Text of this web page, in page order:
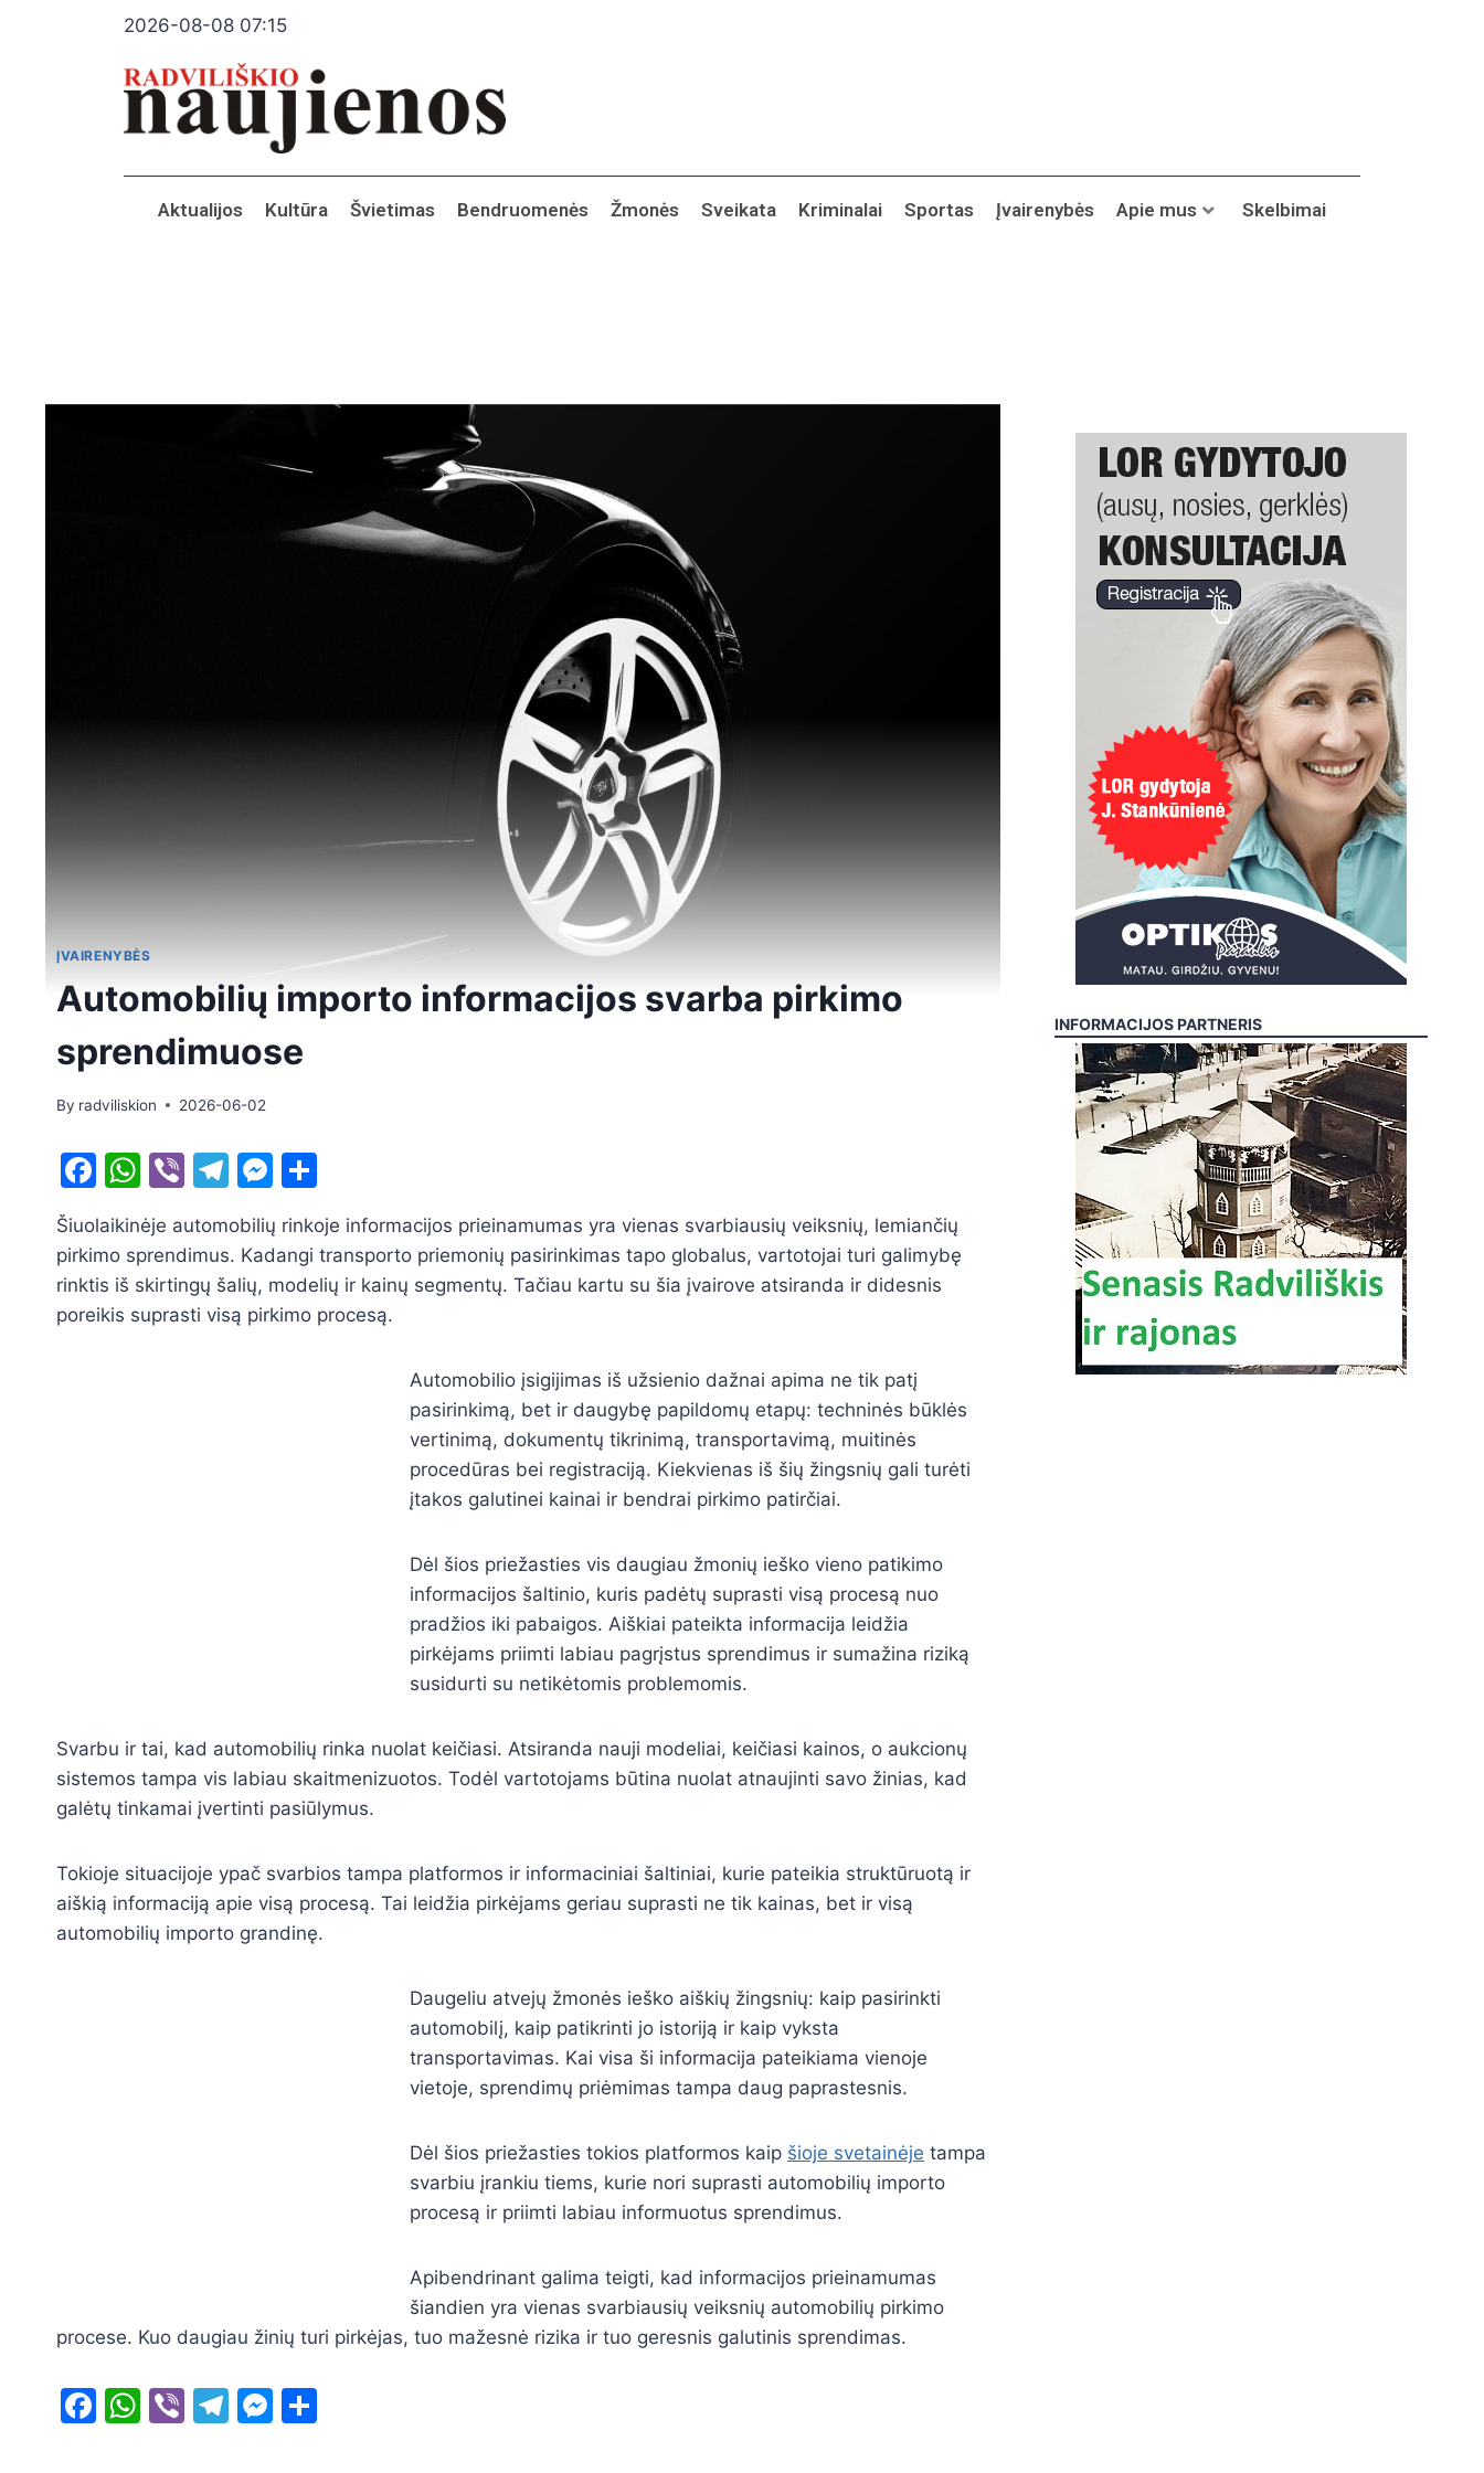
2026-08-08 07:15
Aktualijos Kultūra Švietimas Bendruomenės Žmonės Sveikata Kriminalai Sportas Įvairenybės Apie mus Skelbimai
ĮVAIRENYBĖS
Automobilių importo informacijos svarba pirkimo
sprendimuose
By radviliskion 2026-06-02
F
c
e
b
W
at
s
A
Vi
er
T
e
gr
a
M
s
s
e
ar
e
Šiuolaikinėje automobilių rinkoje informacijos prieinamumas yra vienas svarbiausių veiksnių, lemiančių
pirkimo sprendimus. Kadangi transporto priemonių pasirinkimas tapo globalus, vartotojai turi galimybę
rinktis iš skirtingų šalių, modelių ir kainų segmentų. Tačiau kartu su šia įvairove atsiranda ir didesnis
poreikis suprasti visą pirkimo procesą.
Automobilio įsigijimas iš užsienio dažnai apima ne tik patį
pasirinkimą, bet ir daugybę papildomų etapų: techninės būklės
vertinimą, dokumentų tikrinimą, transportavimą, muitinės
procedūras bei registraciją. Kiekvienas iš šių žingsnių gali turėti
įtakos galutinei kainai ir bendrai pirkimo patirčiai.
Dėl šios priežasties vis daugiau žmonių ieško vieno patikimo
informacijos šaltinio, kuris padėtų suprasti visą procesą nuo
pradžios iki pabaigos. Aiškiai pateikta informacija leidžia
pirkėjams priimti labiau pagrįstus sprendimus ir sumažina riziką
susidurti su netikėtomis problemomis.
Svarbu ir tai, kad automobilių rinka nuolat keičiasi. Atsiranda nauji modeliai, keičiasi kainos, o aukcionų
sistemos tampa vis labiau skaitmenizuotos. Todėl vartotojams būtina nuolat atnaujinti savo žinias, kad
galėtų tinkamai įvertinti pasiūlymus.
Tokioje situacijoje ypač svarbios tampa platformos ir informaciniai šaltiniai, kurie pateikia struktūruotą ir
aiškią informaciją apie visą procesą. Tai leidžia pirkėjams geriau suprasti ne tik kainas, bet ir visą
automobilių importo grandinę.
Daugeliu atvejų žmonės ieško aiškių žingsnių: kaip pasirinkti
automobilį, kaip patikrinti jo istoriją ir kaip vyksta
transportavimas. Kai visa ši informacija pateikiama vienoje
vietoje, sprendimų priėmimas tampa daug paprastesnis.
Dėl šios priežasties tokios platformos kaip šioje svetainėje tampa
svarbiu įrankiu tiems, kurie nori suprasti automobilių importo
procesą ir priimti labiau informuotus sprendimus.
Apibendrinant galima teigti, kad informacijos prieinamumas
šiandien yra vienas svarbiausių veiksnių automobilių pirkimo
procese. Kuo daugiau žinių turi pirkėjas, tuo mažesnė rizika ir tuo geresnis galutinis sprendimas.
F
W Vi T
M
INFORMACIJOS PARTNERIS